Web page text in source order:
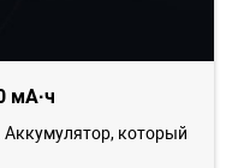
мА·ч
который